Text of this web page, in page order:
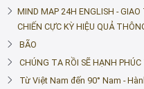
MIND MAP 24H ENGLISH -
CHIẾN CỰC KỲ HIỆU QUẢ
BÃO
CHÚNG TA RỒI SẼ HẠNH
Từ Việt Nam đến 90° Nam -